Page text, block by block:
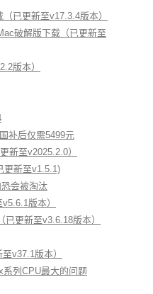
已更新至v17.3.4版本）
破解版下载（已更新至
版本）
补后仅需5499元
新至v2025.2.0）
更新至v1.5.1)
会被淘汰
版本）
更新至v3.6.18版本）
v37.1版本）
列CPU最大的问题